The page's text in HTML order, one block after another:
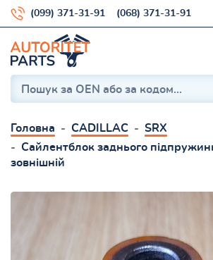
(099) 371-31-91 (068) 371-31-91
Головна CADILLAC
SRX
Сайлентблок заднього
зовнішній